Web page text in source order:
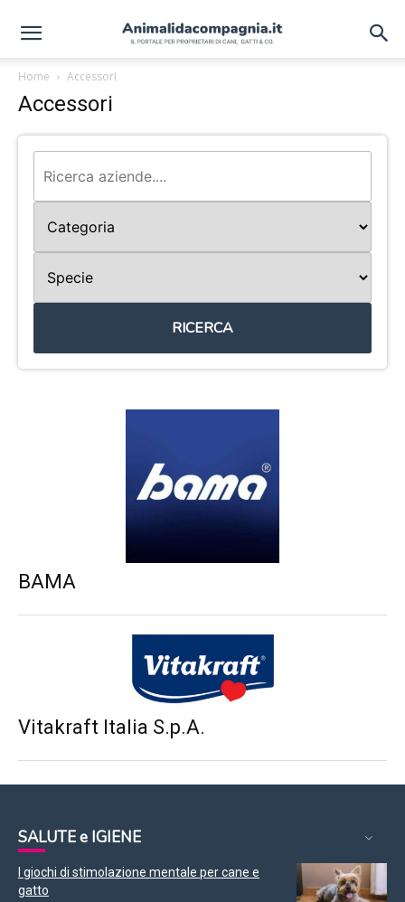
Home Accessori
Accessori
RICERCA
BAMA
Vitakraft Italia S.p.A.
SALUTE e IGIENE
I giochi di stimolazione mentale per cane e
gatto